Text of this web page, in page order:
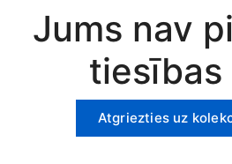
Jums nav
tiesības
Atgriezties uz